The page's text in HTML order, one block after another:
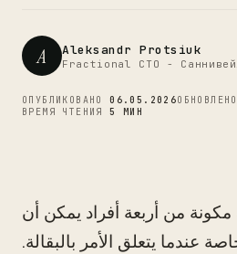
A Aleksandr Protsiuk
Fractional CTO -
ОПУБЛИКОВАНО06.05.2026
ВРЕМЯ ЧТЕНИЯ5 МИН
مكونة من أربعة أفراد يمكن أن
عندما يتعلق الأمر بالبقالة.